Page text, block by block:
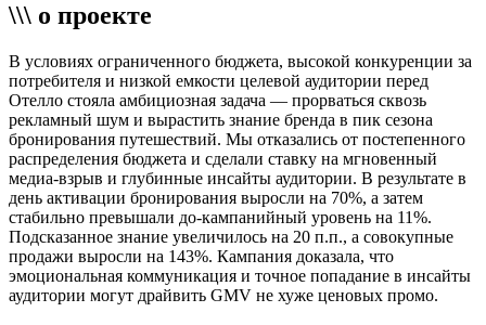
\\\ о проекте
В условиях ограниченного бюджета, высокой конкуренции за
потребителя и низкой емкости целевой аудитории перед
Отелло стояла амбициозная задача — прорваться сквозь
рекламный шум и вырастить знание бренда в пик сезона
бронирования путешествий. Мы отказались от постепенного
распределения бюджета и сделали ставку на мгновенный
медиа-взрыв и глубинные инсайты аудитории. В результате в
день активации бронирования выросли на 70%, а затем
стабильно превышали до-кампанийный уровень на 11%.
Подсказанное знание увеличилось на 20 п.п., а совокупные
продажи выросли на 143%. Кампания доказала, что
эмоциональная коммуникация и точное попадание в инсайты
аудитории могут драйвить GMV не хуже ценовых промо.